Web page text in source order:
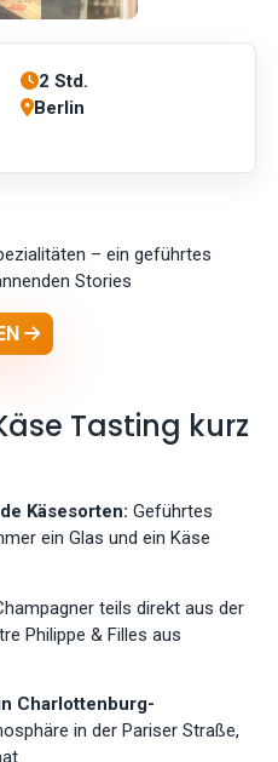
2 Std.
Berlin
– ein geführtes
Stories
Tasting kurz
Käsesorten: Geführtes
ein Glas und ein Käse
teils direkt aus der
Philippe & Filles aus
Charlottenburg-
in der Pariser Straße,